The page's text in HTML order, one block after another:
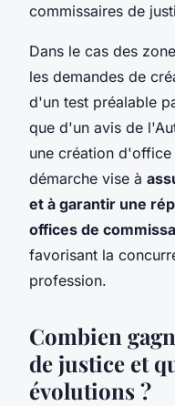
commissaires de
Dans le cas des
les demandes de
d'un test préalable
que d'un avis de
une création
démarche vise à
et à garantir une
offices de
favorisant la
profession.
Combien
de justice et
évolutions ?